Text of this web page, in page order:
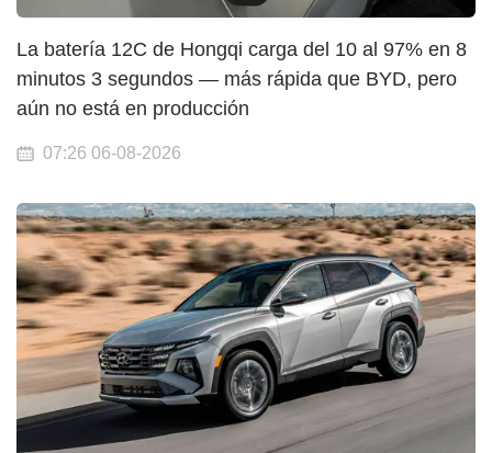
La batería 12C de Hongqi carga del 10 al 97% en 8
minutos 3 segundos — más rápida que BYD, pero
aún no está en producción
07:26 06-08-2026